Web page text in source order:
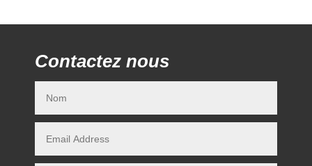
Contactez nous